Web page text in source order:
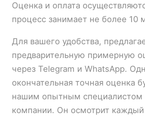
Оценка и оплата
процесс занимает не более 10
Для вашего удобства,
предварительную примерную
через Telegram и WhatsApp.
окончательная точная оценка
нашим опытным специалистом
компании. Он осмотрит